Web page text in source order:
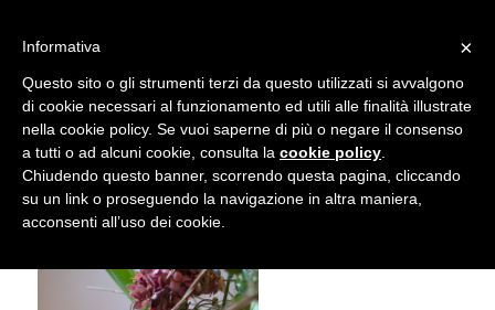
Mostra Feste d’inverno 2018
accetta l'uso dei cookies previsto nella pagina dedicata.
Fai clic per abilitare/disabilitare il tracciamento di
Google Analytics.
OK Privacy e cookie policy
×
Informativa
Questo sito o gli strumenti terzi da questo utilizzati si avvalgono
di cookie necessari al funzionamento ed utili alle finalità illustrate
nella cookie policy. Se vuoi saperne di più o negare il consenso
a tutti o ad alcuni cookie, consulta la cookie policy
Chiudendo questo banner, scorrendo questa pagina, cliccando
su un link o proseguendo la navigazione in altra maniera,
acconsenti all’uso dei cookie.